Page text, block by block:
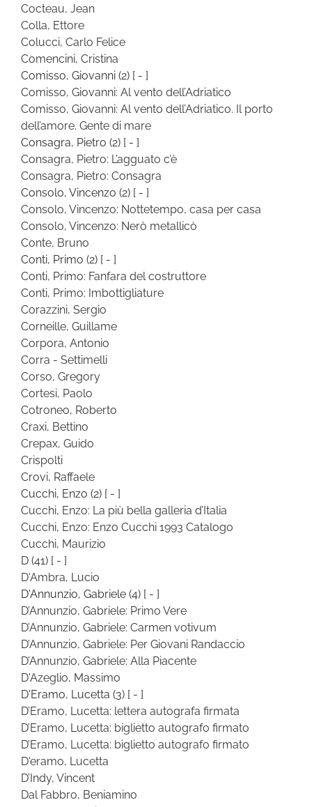
Cocteau, Jean
Colla, Ettore
Colucci, Carlo Felice
Comencini, Cristina
Comisso, Giovanni (2) [ - ]
Comisso, Giovanni: Al vento dell’Adriatico
Comisso, Giovanni: Al vento dell’Adriatico. Il porto
dell’amore. Gente di mare
Consagra, Pietro (2) [ - ]
Consagra, Pietro: L’agguato c’è
Consagra, Pietro: Consagra
Consolo, Vincenzo (2) [ - ]
Consolo, Vincenzo: Nottetempo, casa per casa
Consolo, Vincenzo: Nerò metallicò
Conte, Bruno
Conti, Primo (2) [ - ]
Conti, Primo: Fanfara del costruttore
Conti, Primo: Imbottigliature
Corazzini, Sergio
Corneille, Guillame
Corpora, Antonio
Corra - Settimelli
Corso, Gregory
Cortesi, Paolo
Cotroneo, Roberto
Craxi, Bettino
Crepax, Guido
Crispolti
Crovi, Raffaele
Cucchi, Enzo (2) [ - ]
Cucchi, Enzo: La più bella galleria d’Italia
Cucchi, Enzo: Enzo Cucchi 1993 Catalogo
Cucchi, Maurizio
D (41) [ - ]
D'Ambra, Lucio
D'Annunzio, Gabriele (4) [ - ]
D’Annunzio, Gabriele: Primo Vere
D’Annunzio, Gabriele: Carmen votivum
D’Annunzio, Gabriele: Per Giovani Randaccio
D’Annunzio, Gabriele: Alla Piacente
D'Azeglio, Massimo
D'Eramo, Lucetta (3) [ - ]
D’Eramo, Lucetta: lettera autografa firmata
D’Eramo, Lucetta: biglietto autografo firmato
D’Eramo, Lucetta: biglietto autografo firmato
D'eramo, Lucetta
D’Indy, Vincent
Dal Fabbro, Beniamino